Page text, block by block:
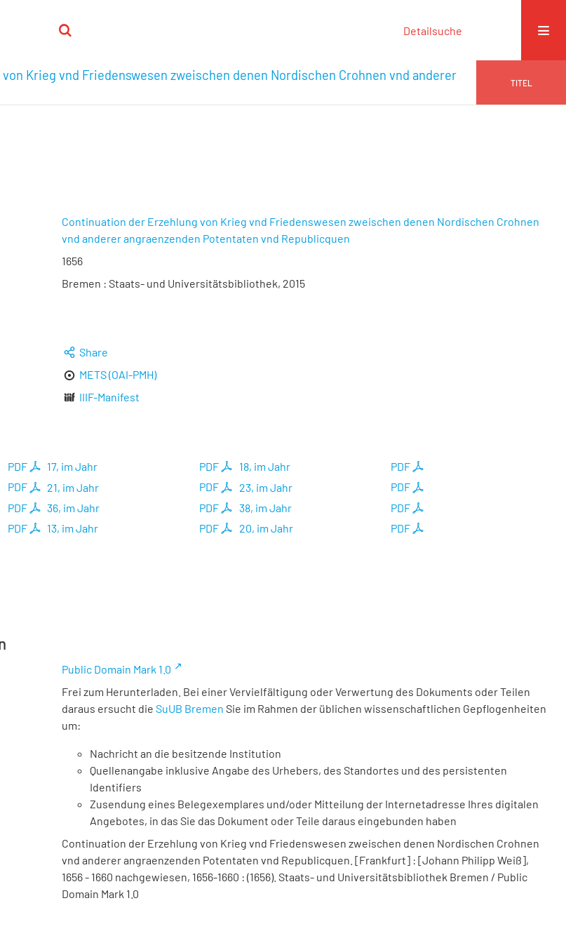
Detailsuche
Krieg vnd Friedenswesen zweischen denen Nordischen Crohnen vnd anderer
TITEL
Continuation der Erzehlung von Krieg vnd Friedenswesen zweischen denen Nordischen Crohnen
vnd anderer angraenzenden Potentaten vnd Republicquen
1656
Bremen : Staats- und Universitätsbibliothek, 2015
Share
METS (OAI-PMH)
IIIF-Manifest
PDF PDF
17, im Jahr PDF
18, im Jahr
PDF
PDF
21, im Jahr PDF
23, im Jahr
PDF
PDF
36, im Jahr PDF
38, im Jahr
PDF
PDF
13, im Jahr PDF
20, im Jahr
Public Domain Mark 1.0
Frei zum Herunterladen. Bei einer Vervielfältigung oder Verwertung des Dokuments oder Teilen
daraus ersucht die SuUB Bremen Sie im Rahmen der üblichen wissenschaftlichen Gepflogenheiten
um:
Nachricht an die besitzende Institution
Quellenangabe inklusive Angabe des Urhebers, des Standortes und des persistenten
Identifiers
Zusendung eines Belegexemplares und/oder Mitteilung der Internetadresse Ihres digitalen
Angebotes, in das Sie das Dokument oder Teile daraus eingebunden haben
Continuation der Erzehlung von Krieg vnd Friedenswesen zweischen denen Nordischen Crohnen
vnd anderer angraenzenden Potentaten vnd Republicquen. [Frankfurt] : [Johann Philipp Weiß],
1656 - 1660 nachgewiesen, 1656-1660 : (1656). Staats- und Universitätsbibliothek Bremen / Public
Domain Mark 1.0